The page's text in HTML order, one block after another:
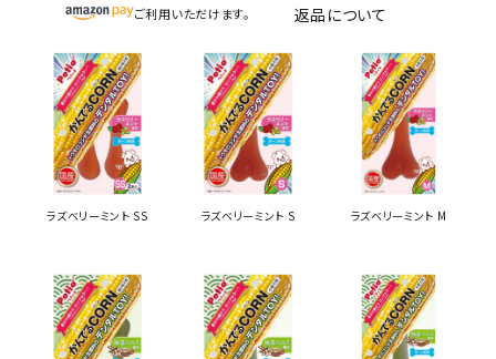
ご利用いただけます。 返品について
ラズベリーミント SS ラズベリーミント S ラズベリーミント M